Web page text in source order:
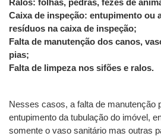
Ralos: folhas, pedras, fezes de
Caixa de inspeção: entupimento ou
resíduos na caixa de inspeção;
Falta de manutenção dos canos,
pias;
Falta de limpeza nos sifões e ralos.
Nesses casos, a falta de manutenção
entupimento da tubulação do imóvel,
somente o vaso sanitário mas outras